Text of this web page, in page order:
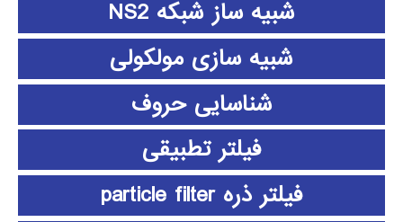
شبیه ساز شبکه NS2
شبیه سازی مولکولی
شناسایی حروف
فیلتر تطبیقی
فیلتر ذره particle filter